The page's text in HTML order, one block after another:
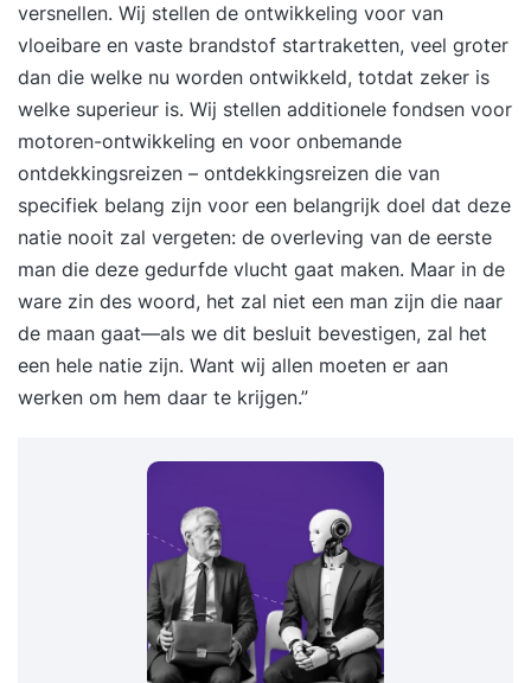
versnellen. Wij stellen de ontwikkeling voor van
vloeibare en vaste brandstof startraketten, veel groter
dan die welke nu worden ontwikkeld, totdat zeker is
welke superieur is. Wij stellen additionele fondsen voor
motoren-ontwikkeling en voor onbemande
ontdekkingsreizen – ontdekkingsreizen die van
specifiek belang zijn voor een belangrijk doel dat deze
natie nooit zal vergeten: de overleving van de eerste
man die deze gedurfde vlucht gaat maken. Maar in de
ware zin des woord, het zal niet een man zijn die naar
de maan gaat—als we dit besluit bevestigen, zal het
een hele natie zijn. Want wij allen moeten er aan
werken om hem daar te krijgen.”